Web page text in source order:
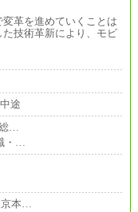
革を進めていくことは
た技術革新により、モビ
途
総…
・…
本…